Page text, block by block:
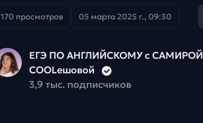
170 просмотров 05 марта 2025 г., 09:30
ЕГЭ ПО АНГЛИЙСКОМУ с САМИРОЙ
COOLешовой
3,9 тыс. подписчиков